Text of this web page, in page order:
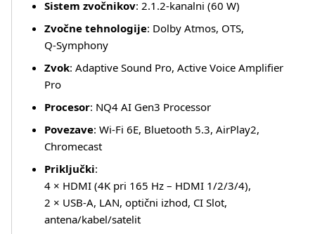
Več o izdelku
Sistem zvočnikov: 2.1.2‑kanalni (60 W)
Zvočne tehnologije: Dolby Atmos, OTS,
Q‑Symphony
Zvok: Adaptive Sound Pro, Active Voice Amplifier
Pro
Procesor: NQ4 AI Gen3 Processor
Povezave: Wi‑Fi 6E, Bluetooth 5.3, AirPlay2,
Chromecast
Priključki:
4 × HDMI (4K pri 165 Hz – HDMI 1/2/3/4),
2 × USB‑A, LAN, optični izhod, CI Slot,
antena/kabel/satelit